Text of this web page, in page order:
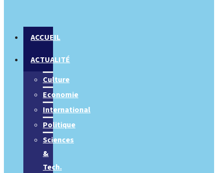
ACCUEIL
ACTUALITÉ
Culture
Economie
International
Politique
Sciences
&
Tech.